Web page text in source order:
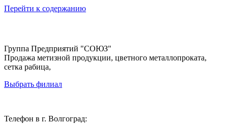
Перейти к содержанию
Группа Предприятий "СОЮЗ"
Продажа метизной продукции, цветного металлопроката,
сетка рабица,
Выбрать филиал
Телефон в г. Волгоград: